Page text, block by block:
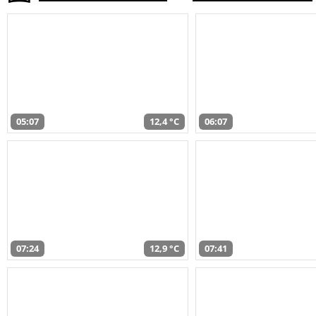
05:07 12,4 °C 06:07
07:24 12,9 °C 07:41